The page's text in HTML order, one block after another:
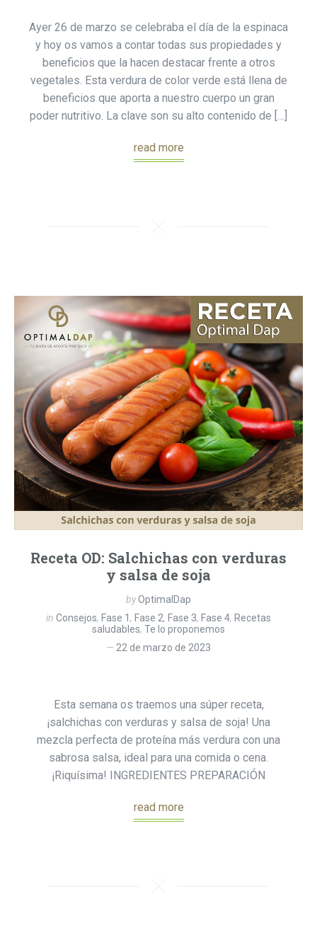
Ayer 26 de marzo se celebraba el día de la espinaca
y hoy os vamos a contar todas sus propiedades y
beneficios que la hacen destacar frente a otros
vegetales. Esta verdura de color verde está llena de
beneficios que aporta a nuestro cuerpo un gran
poder nutritivo. La clave son su alto contenido de […]
read more
Receta OD: Salchichas con verduras
y salsa de soja
byOptimalDap
in Consejos, Fase 1 , Fase 2, Fase 3, Fase 4, Recetas
saludables, Te lo proponemos
22 de marzo de 2023
Esta semana os traemos una súper receta,
¡salchichas con verduras y salsa de soja! Una
mezcla perfecta de proteína más verdura con una
sabrosa salsa, ideal para una comida o cena.
¡Riquísima! INGREDIENTES PREPARACIÓN
read more